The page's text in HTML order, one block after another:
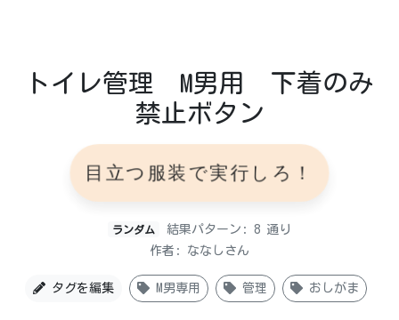
トイレ管理 M男用 下着のみ
禁止ボタン
目立つ服装で実行しろ！
ランダム
結果パターン: 8 通り
作者: ななしさん
タグを編集 M男専用 管理 おしがま